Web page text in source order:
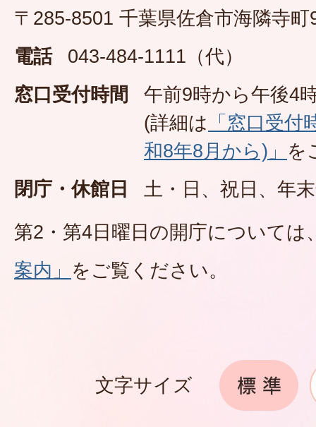
〒285-8501 千葉県佐倉市海隣寺町
電話
043-484-1111（代）
窓口受付時間
午前9時から午後4
(詳細は 「窓口受
和8年8月から)」 を
閉庁・休館日
土・日、祝日、年
第2・第4日曜日の開庁については
案内」 をご覧ください。
文字サイズ